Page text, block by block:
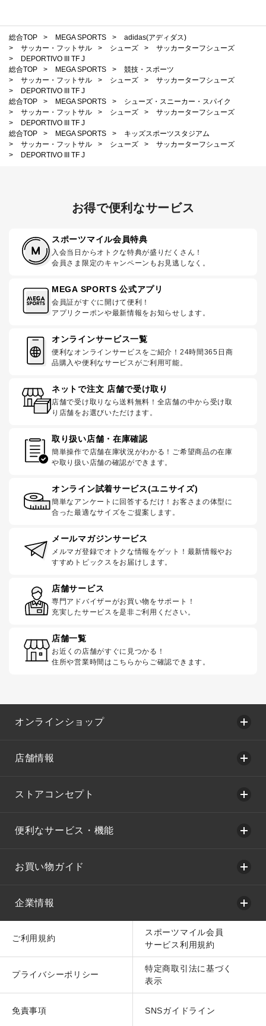
総合TOP > MEGA SPORTS >
adidas(アディダス)
>
サッカー・フットサル > シューズ >
サッカーターフシューズ
>
DEPORTIVO III TF J
総合TOP
> MEGA SPORTS >
競技・スポーツ
>
サッカー・フットサル > シューズ >
サッカーターフシューズ
>
DEPORTIVO III TF J
総合TOP
> MEGA SPORTS >
シューズ・スニーカー・スパイク
>
サッカー・フットサル > シューズ >
サッカーターフシューズ
>
DEPORTIVO III TF J
総合TOP
> MEGA SPORTS >
キッズスポーツスタジアム
>
サッカー・フットサル > シューズ >
サッカーターフシューズ
>
DEPORTIVO III TF J
お得で便利なサービス
スポーツマイル会員特典
入会当日からオトクな特典が盛りだくさん！
会員さま限定のキャンペーンもお見逃しなく。
MEGA SPORTS 公式アプリ
会員証がすぐに開けて便利！
アプリクーポンや最新情報をお知らせします。
オンラインサービス一覧
便利なオンラインサービスをご紹介！24時間365日商
品購入や便利なサービスがご利用可能。
ネットで注文 店舗で受け取り
店舗で受け取りなら送料無料！全店舗の中から受け取
り店舗をお選びいただけます。
取り扱い店舗・在庫確認
簡単操作で店舗在庫状況がわかる！ご希望商品の在庫
や取り扱い店舗の確認ができます。
オンライン試着サービス(ユニサイズ)
簡単なアンケートに回答するだけ！お客さまの体型に
合った最適なサイズをご提案します。
メールマガジンサービス
メルマガ登録でオトクな情報をゲット！最新情報やお
すすめトピックスをお届けします。
店舗サービス
専門アドバイザーがお買い物をサポート！
充実したサービスを是非ご利用ください。
店舗一覧
お近くの店舗がすぐに見つかる！
住所や営業時間はこちらからご確認できます。
オンラインショップ
店舗情報
ストアコンセプト
便利なサービス・機能
お買い物ガイド
企業情報
ご利用規約
スポーツマイル会員
サービス利用規約
プライバシーポリシー
特定商取引法に基づく
表示
免責事項 SNSガイドライン